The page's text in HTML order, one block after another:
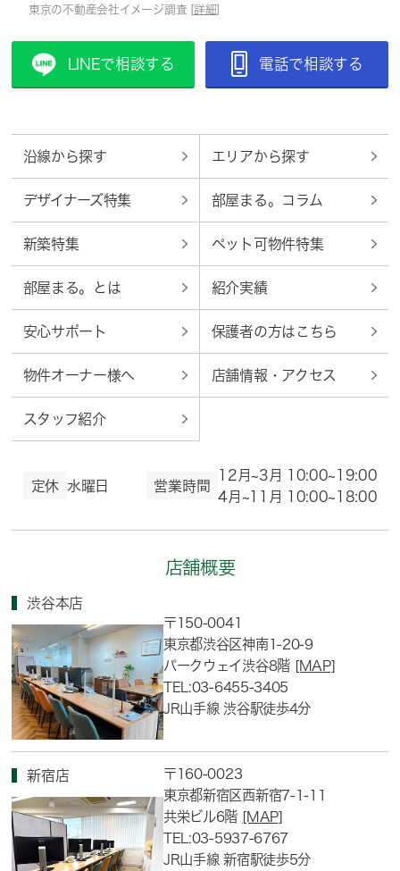
東京の不動産会社イメージ調査 [ 詳細
LINEで相談する 電話で相談する
沿線から探す エリアから探す
デザイナーズ特集 部屋まる。コラム
新築特集 ペット可物件特集
部屋まる。とは 紹介実績
安心サポート 保護者の方はこちら
物件オーナー様へ 店舗情報・アクセス
スタッフ紹介
定休 水曜日 営業時間
12月~3月 10:00~19:00
4月~11月 10:00~18:00
店舗概要
渋谷本店
〒150-0041
東京都渋谷区神南1-20-9
パークウェイ渋谷8階 [MAP]
TEL:03-6455-3405
JR山手線 渋谷駅徒歩4分
新宿店
〒160-0023
東京都新宿区西新宿7-1-11
共栄ビル6階 [MAP]
TEL:03-5937-6767
JR山手線 新宿駅徒歩5分